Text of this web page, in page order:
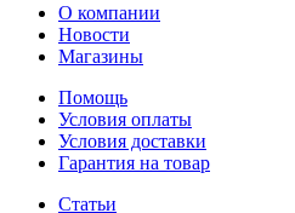
О компании
Новости
Магазины
Помощь
Условия оплаты
Условия доставки
Гарантия на товар
Статьи